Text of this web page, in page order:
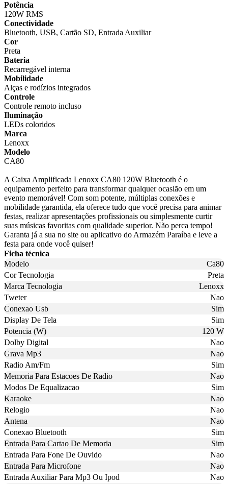
Potência
120W RMS
Conectividade
Bluetooth, USB, Cartão SD, Entrada Auxiliar
Cor
Preta
Bateria
Recarregável interna
Mobilidade
Alças e rodízios integrados
Controle
Controle remoto incluso
Iluminação
LEDs coloridos
Marca
Lenoxx
Modelo
CA80
A Caixa Amplificada Lenoxx CA80 120W Bluetooth é o
equipamento perfeito para transformar qualquer ocasião em um
evento memorável! Com som potente, múltiplas conexões e
mobilidade garantida, ela oferece tudo que você precisa para animar
festas, realizar apresentações profissionais ou simplesmente curtir
suas músicas favoritas com qualidade superior. Não perca tempo!
Garanta já a sua no site ou aplicativo do Armazém Paraíba e leve a
festa para onde você quiser!
Ficha técnica
Modelo
Ca80
Cor Tecnologia
Preta
Marca Tecnologia
Lenoxx
Tweter
Nao
Conexao Usb
Sim
Display De Tela
Sim
Potencia (W)
120 W
Dolby Digital
Nao
Grava Mp3
Nao
Radio Am/Fm
Sim
Memoria Para Estacoes De Radio
Nao
Modos De Equalizacao
Sim
Karaoke
Nao
Relogio
Nao
Antena
Nao
Conexao Bluetooth
Sim
Entrada Para Cartao De Memoria
Sim
Entrada Para Fone De Ouvido
Nao
Entrada Para Microfone
Nao
Entrada Auxiliar Para Mp3 Ou Ipod
Nao